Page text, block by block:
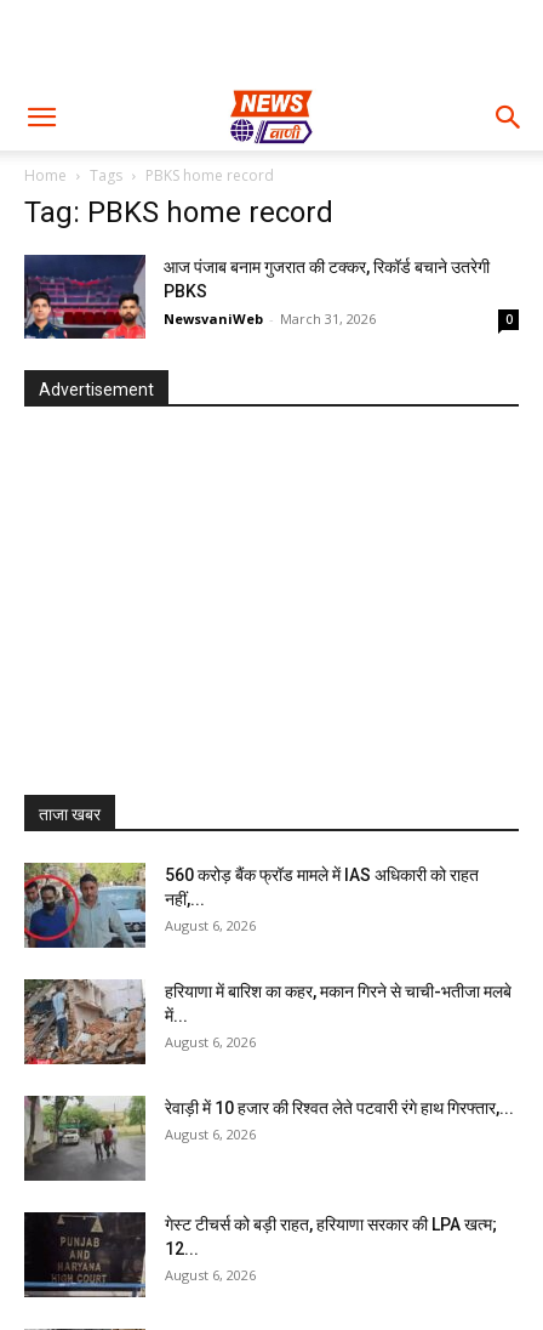
Home Tags PBKS home record
Tag: PBKS home record
आज पंजाब बनाम गुजरात की टक्कर, रिकॉर्ड बचाने उतरेगी
PBKS
NewsvaniWeb - March 31, 2026 0
Advertisement
ताजा खबर
₹560 करोड़ बैंक फ्रॉड मामले में IAS अधिकारी को राहत
नहीं,...
August 6, 2026
हरियाणा में बारिश का कहर, मकान गिरने से चाची-भतीजा मलबे
में...
August 6, 2026
रेवाड़ी में 10 हजार की रिश्वत लेते पटवारी रंगे हाथ गिरफ्तार,...
August 6, 2026
गेस्ट टीचर्स को बड़ी राहत, हरियाणा सरकार की LPA खत्म;
12...
August 6, 2026